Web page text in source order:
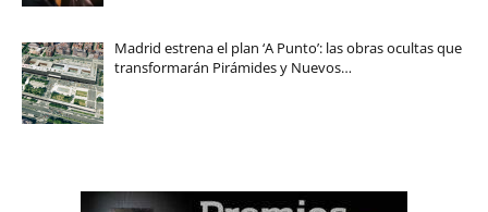
Madrid estrena el plan ‘A Punto’: las obras ocultas que
transformarán Pirámides y Nuevos…